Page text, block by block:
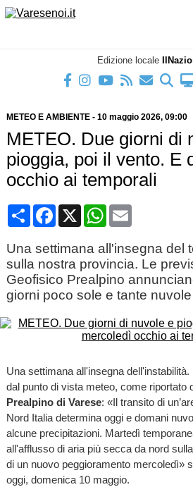
Edizione locale
METEO E AMBIENTE- 10 maggio 2026, 09:00
METEO. Due giorni di
pioggia, poi il vento. E
occhio ai temporali
CondividiFacebook
X WhatsApp
Email
Una settimana all'insegna del
sulla nostra provincia. Le
Geofisico Prealpino
giorni poco sole e tante nuvole
Una settimana all'insegna
dal punto di vista meteo, come riportato
Prealpino di Varese: «Il transito di
Nord Italia determina oggi e domani
alcune precipitazioni. Martedì
all'afflusso di aria più secca da nord
di un nuovo peggioramento mercoledì»
oggi, domenica 10 maggio.